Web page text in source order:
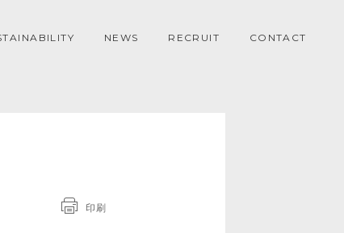
NEWS RECRUIT CONTACT
印刷